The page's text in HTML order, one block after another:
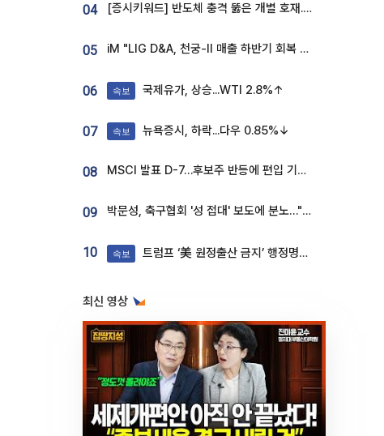
04 [증시키워드] 반도체 충격 뚫은 개별 호재...포스코퓨처엠·에코프로·한화솔루션 '눈길'
05 iM "LIG D&A, 천궁-II 매출 하반기 회복 전망…방산 톱픽 유지"
06 속보 국제유가, 상승...WTI 2.8%↑
07 속보 뉴욕증시, 하락...다우 0.85%↓
08 MSCI 발표 D-7…후보주 반등에 편입 기대 재점화
09 박문성, 축구협회 '성 접대' 보도에 분노…"다 말아먹으려고 작정했나"
10 속보 트럼프 ‘美 원정출산 금지’ 행정명령 서명
최신 영상